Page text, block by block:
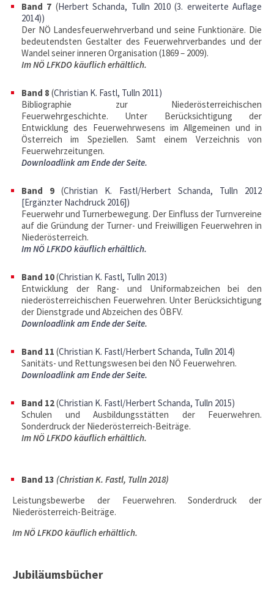
Band 7 (Herbert Schanda, Tulln 2010 (3. erweiterte Auflage
2014))
Der NÖ Landesfeuerwehrverband und seine Funktionäre. Die
bedeutendsten Gestalter des Feuerwehrverbandes und der
Wandel seiner inneren Organisation (1869 – 2009).
Im NÖ LFKDO käuflich erhältlich.
Band 8 (Christian K. Fastl, Tulln 2011)
Bibliographie zur Niederösterreichischen
Feuerwehrgeschichte. Unter Berücksichtigung der
Entwicklung des Feuerwehrwesens im Allgemeinen und in
Österreich im Speziellen. Samt einem Verzeichnis von
Feuerwehrzeitungen.
Downloadlink am Ende der Seite.
Band 9 (Christian K. Fastl/Herbert Schanda, Tulln 2012
[Ergänzter Nachdruck 2016])
Feuerwehr und Turnerbewegung. Der Einfluss der Turnvereine
auf die Gründung der Turner- und Freiwilligen Feuerwehren in
Niederösterreich.
Im NÖ LFKDO käuflich erhältlich.
Band 10(Christian K. Fastl, Tulln 2013)
Entwicklung der Rang- und Uniformabzeichen bei den
niederösterreichischen Feuerwehren. Unter Berücksichtigung
der Dienstgrade und Abzeichen des ÖBFV.
Downloadlink am Ende der Seite.
Band 11 (Christian K. Fastl/Herbert Schanda, Tulln 2014)
Sanitäts- und Rettungswesen bei den NÖ Feuerwehren.
Downloadlink am Ende der Seite.
Band 12(Christian K. Fastl/Herbert Schanda, Tulln 2015)
Schulen und Ausbildungsstätten der Feuerwehren.
Sonderdruck der Niederösterreich-Beiträge.
Im NÖ LFKDO käuflich erhältlich.
Band 13 (Christian K. Fastl, Tulln 2018)
Leistungsbewerbe der Feuerwehren. Sonderdruck der
Niederösterreich-Beiträge.
Im NÖ LFKDO käuflich erhältlich.
Jubiläumsbücher